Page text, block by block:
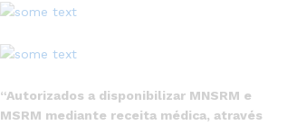
“Autorizados a disponibilizar MNSRM e
MSRM mediante receita médica, através